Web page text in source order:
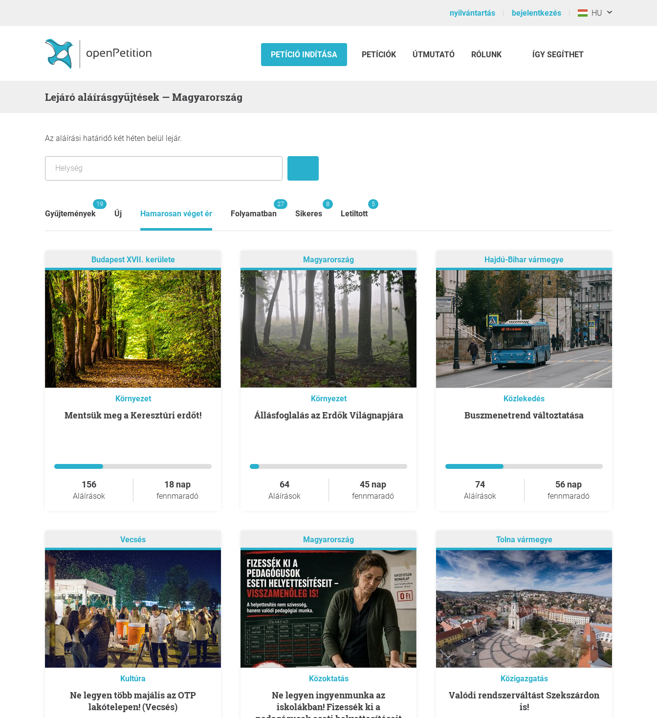
nyilvántartás bejelentkezés HU
PETÍCIÓ INDÍTÁSA PETÍCIÓK ÚTMUTATÓ RÓLUNK ÍGY SEGÍTHET
Lejáró aláírásgyűjtések — Magyarország
Az aláírási határidő két héten belül lejár.
Gyűjtemények
19
Új Hamarosan véget ér Folyamatban
27
Sikeres
8
Letiltott
5
Budapest XVII. kerülete
Környezet
Mentsük meg a Keresztúri erdőt!
156
Aláírások
18 nap
fennmaradó
Magyarország
Környezet
Állásfoglalás az Erdők Világnapjára
64
Aláírások
45 nap
fennmaradó
Hajdú-Bihar vármegye
Közlekedés
Buszmenetrend változtatása
74
Aláírások
56 nap
fennmaradó
Vecsés
Kultúra
Ne legyen több majális az OTP
lakótelepen! (Vecsés)
Magyarország
Közoktatás
Ne legyen ingyenmunka az
iskolákban! Fizessék ki a
Tolna vármegye
Közigazgatás
Valódi rendszerváltást Szekszárdon
is!